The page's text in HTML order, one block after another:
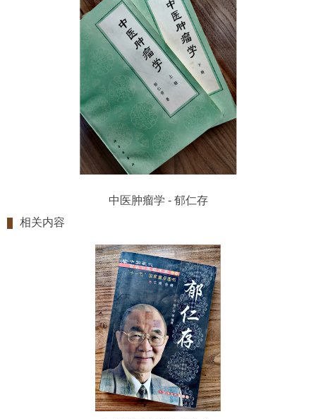
中医肿瘤学 - 郁仁存
相关内容